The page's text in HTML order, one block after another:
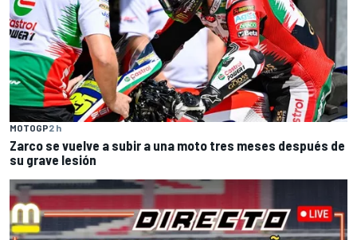
MOTOGP2 h
Zarco se vuelve a subir a una moto tres meses después de
su grave lesión